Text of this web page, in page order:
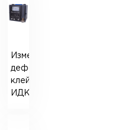
Измеритель
деформации
клейковины
ИДК-1М